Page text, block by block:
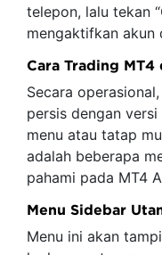
telepon, lalu tekan
mengaktifkan akun
Cara Trading
Secara
persis dengan
menu atau tatap
adalah beberapa
pahami pada MT4
Menu Sidebar
Menu ini akan